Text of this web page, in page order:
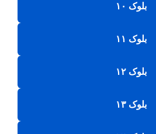
بلوک ۱۰
بلوک ۱۱
بلوک ۱۲
بلوک ۱۳